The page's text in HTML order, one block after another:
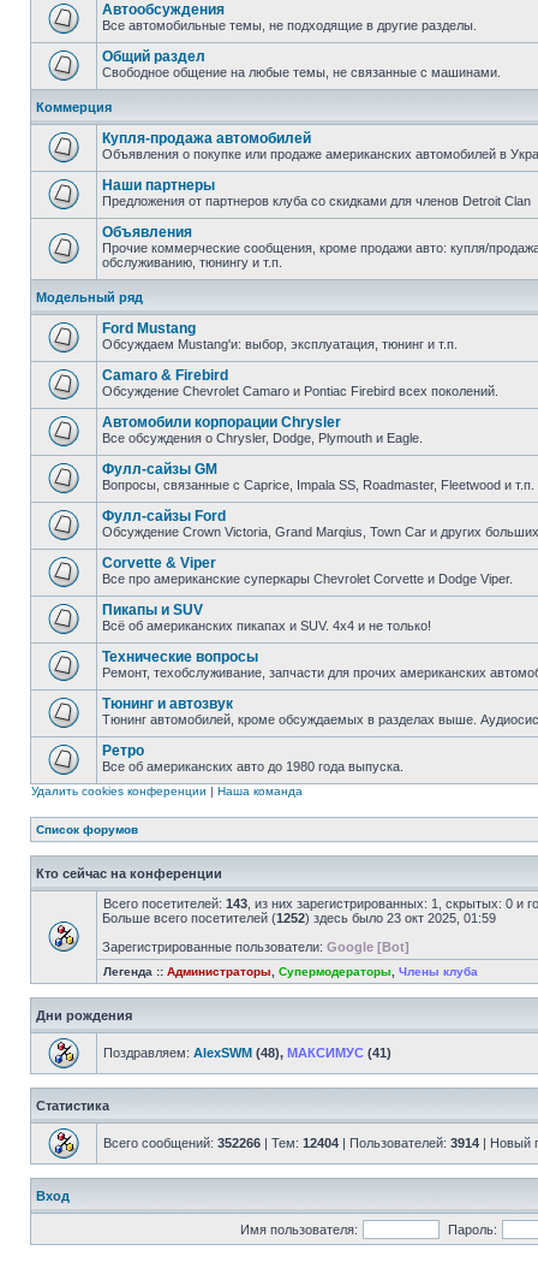
Автообсуждения
Все автомобильные темы, не подходящие в другие разделы.
Общий раздел
Свободное общение на любые темы, не связанные с машинами.
Коммерция
Купля-продажа автомобилей
Объявления о покупке или продаже американских автомобилей в
Наши партнеры
Предложения от партнеров клуба со скидками для членов Detroit Clan
Объявления
Прочие коммерческие сообщения, кроме продажи авто: купля/
обслуживанию, тюнингу и т.п.
Модельный ряд
Ford Mustang
Обсуждаем Mustang'и: выбор, эксплуатация, тюнинг и т.п.
Camaro & Firebird
Обсуждение Chevrolet Camaro и Pontiac Firebird всех поколений.
Автомобили корпорации Chrysler
Все обсуждения о Chrysler, Dodge, Plymouth и Eagle.
Фулл-сайзы GM
Вопросы, связанные с Caprice, Impala SS, Roadmaster, Fleetwood и т.п.
Фулл-сайзы Ford
Обсуждение Crown Victoria, Grand Marqius, Town Car и других
Corvette & Viper
Все про американские суперкары Chevrolet Corvette и Dodge Viper.
Пикапы и SUV
Всё об американских пикапах и SUV. 4х4 и не только!
Технические вопросы
Ремонт, техобслуживание, запчасти для прочих американских
Тюнинг и автозвук
Тюнинг автомобилей, кроме обсуждаемых в разделах выше.
Ретро
Все об американских авто до 1980 года выпуска.
Удалить cookies конференции | Наша команда
Список форумов
Кто сейчас на конференции
Всего посетителей: 143 , из них зарегистрированных: 1, скрытых: 0 и
Больше всего посетителей (1252) здесь было 23 окт 2025, 01:59
Зарегистрированные пользователи: Google [Bot]
Легенда :: Администраторы Супермодераторы Члены клуба
Дни рождения
Поздравляем: AlexSWM (48), МАКСИМУС (41)
Статистика
Всего сообщений: 352266 | Тем: 12404 | Пользователей: 3914 | Новый
Вход
Имя пользователя: Пароль: